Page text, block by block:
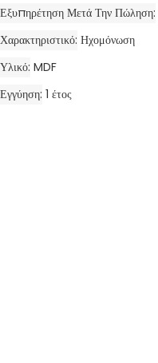
Εξυπηρέτηση Μετά Την Πώληση
Χαρακτηριστικό Ηχομόνωση
Υλικό MDF
Εγγύηση 1 έτος